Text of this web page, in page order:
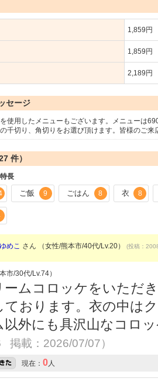
1,859円
1,859円
2,189円
セージ
使用したメニューもございます。メニューは
千切り、角切りをお選び頂けます。皆様のご来
件）
長
ご飯 9 ごはん 8 衣 8
ゆめこ さん （女性/熊本市/40代/Lv.20） (投稿：
市/30代/Lv.74）
ームコロッケをいただ
ております。衣の中は
以外にも具沢山なコロ
掲載：2026/07/07）
現在： 0人